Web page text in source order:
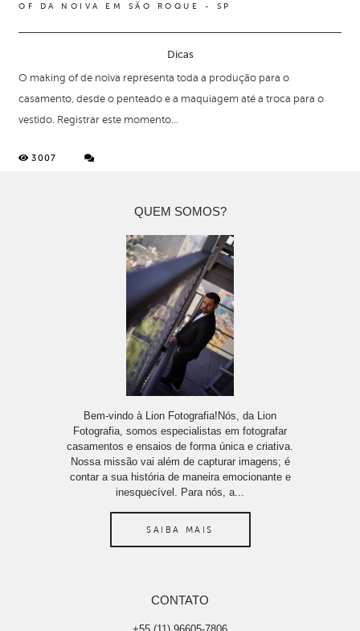
OF DA NOIVA EM SÃO ROQUE - SP
Dicas
3007
O making of de noiva representa toda a produção para o
casamento, desde o penteado e a maquiagem até a troca para o
vestido. Registrar este momento...
QUEM SOMOS?
Bem-vindo à Lion Fotografia!Nós, da Lion
Fotografia, somos especialistas em fotografar
casamentos e ensaios de forma única e criativa.
Nossa missão vai além de capturar imagens; é
contar a sua história de maneira emocionante e
inesquecível. Para nós, a...
SAIBA MAIS
CONTATO